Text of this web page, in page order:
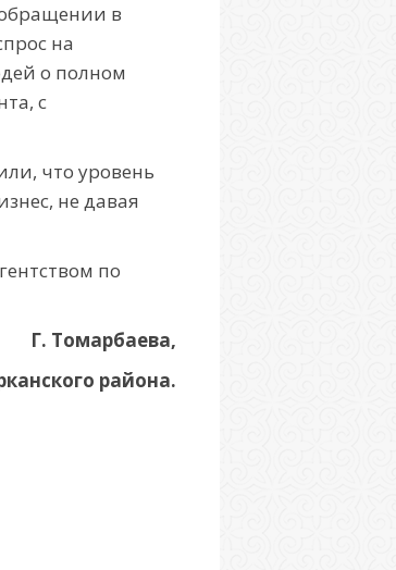
в
на
о полном
с
что уровень
не давая
по
Г. Томарбаева,
района.